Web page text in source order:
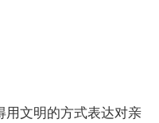
用文明的方式表达对亲